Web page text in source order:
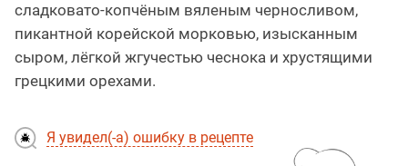
сладковато-копчёным вяленым черносливом,
пикантной корейской морковью, изысканным
сыром, лёгкой жгучестью чеснока и хрустящими
грецкими орехами.
Я увидел(-а) ошибку в рецепте